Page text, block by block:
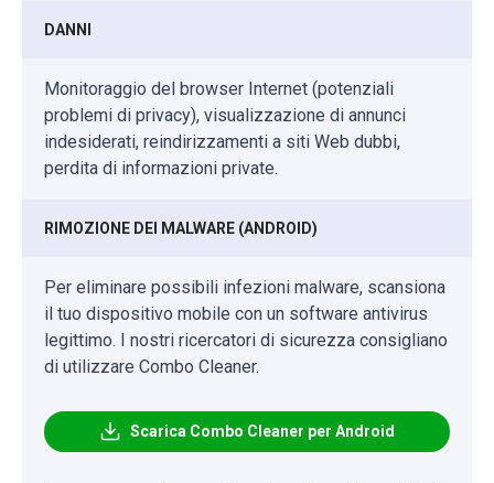
DANNI
Monitoraggio del browser Internet (potenziali
problemi di privacy), visualizzazione di annunci
indesiderati, reindirizzamenti a siti Web dubbi,
perdita di informazioni private.
RIMOZIONE DEI MALWARE (ANDROID)
Per eliminare possibili infezioni malware, scansiona
il tuo dispositivo mobile con un software antivirus
legittimo. I nostri ricercatori di sicurezza consigliano
di utilizzare Combo Cleaner.
Scarica Combo Cleaner per Android